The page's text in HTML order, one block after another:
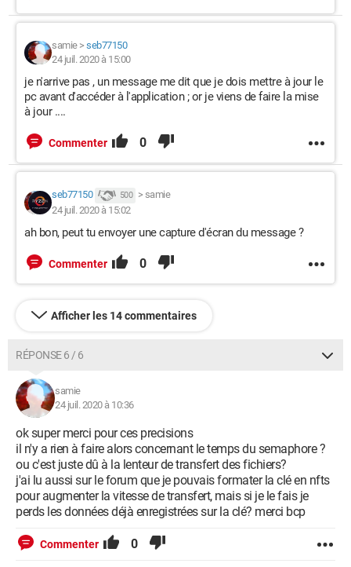
samie> seb77150
24 juil. 2020 à 15:00
je n'arrive pas , un message me dit que je dois mettre à jour le
pc avant d'accéder à l'application ; or je viens de faire la mise
à jour ....
Commenter 0
seb77150 500 > samie
24 juil. 2020 à 15:02
ah bon, peut tu envoyer une capture d'écran du message ?
Commenter 0
Afficher les 14 commentaires
RÉPONSE 6 / 6
samie
24 juil. 2020 à 10:36
ok super merci pour ces precisions
il n'y a rien à faire alors concernant le temps du semaphore ?
ou c'est juste dû à la lenteur de transfert des fichiers?
j'ai lu aussi sur le forum que je pouvais formater la clé en nfts
pour augmenter la vitesse de transfert, mais si je le fais je
perds les données déjà enregistrées sur la clé? merci bcp
Commenter 0